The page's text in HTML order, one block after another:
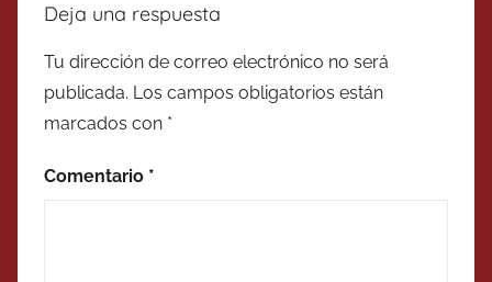
Deja una respuesta
Tu dirección de correo electrónico no será
publicada. Los campos obligatorios están
marcados con *
Comentario *